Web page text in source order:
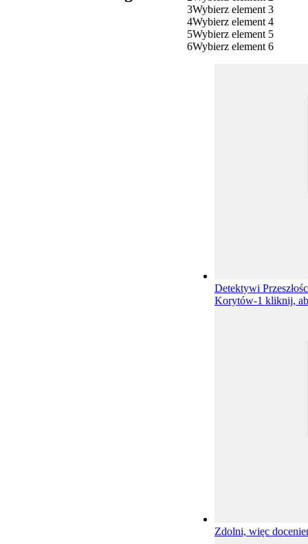
3Wybierz element 3
4Wybierz element 4
5Wybierz element 5
6Wybierz element 6
Detektywi
Korytów-1 kliknij,
Zdolni, więc